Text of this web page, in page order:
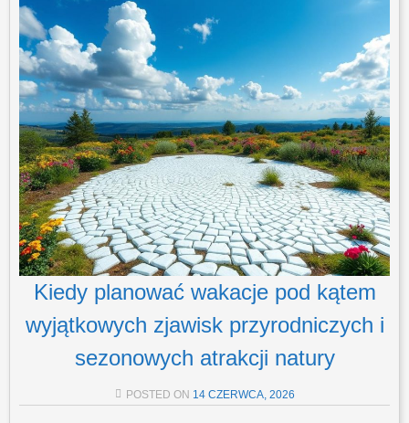
Kiedy planować wakacje pod kątem
wyjątkowych zjawisk przyrodniczych i
sezonowych atrakcji natury
POSTED ON 14 CZERWCA, 2026